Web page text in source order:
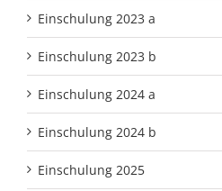
Einschulung 2023 a
Einschulung 2023 b
Einschulung 2024 a
Einschulung 2024 b
Einschulung 2025